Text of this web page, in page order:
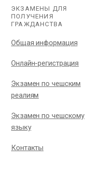
ЭКЗАМЕНЫ ДЛЯ
ПОЛУЧЕНИЯ
ГРАЖДАНСТВА
Общая информация
Онлайн-регистрация
Экзамен по чешским
реалиям
Экзамен по чешскому
языку
Контакты